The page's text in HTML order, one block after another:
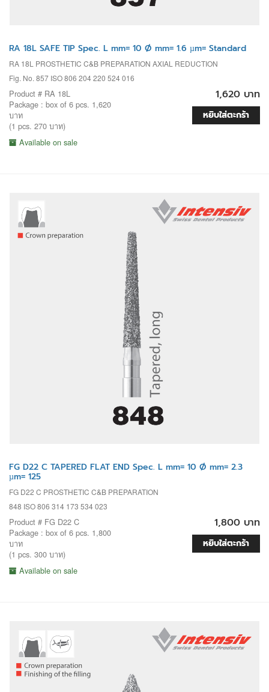
RA 18L SAFE TIP Spec. L mm= 10 Ø mm= 1.6 µm= Standard
RA 18L PROSTHETIC C&B PREPARATION AXIAL REDUCTION
Fig. No. 857 ISO 806 204 220 524 016
Product # RA 18L
Package : box of 6 pcs. 1,620
บาท
(1 pcs. 270 บาท)
Available on sale
1,620 บาท
หยิบใส่ตะกร้า
FG D22 C TAPERED FLAT END Spec. L mm= 10 Ø mm= 2.3
µm= 125
FG D22 C PROSTHETIC C&B PREPARATION
848 ISO 806 314 173 534 023
Product # FG D22 C
Package : box of 6 pcs. 1,800
บาท
(1 pcs. 300 บาท)
Available on sale
1,800 บาท
หยิบใส่ตะกร้า